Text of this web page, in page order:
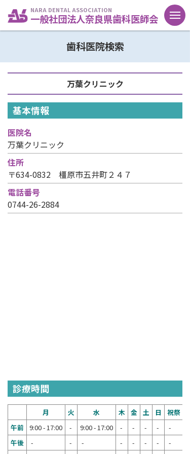
NARA DENTAL ASSOCIATION
一般社団法人奈良県歯科医師会
歯科医院検索
万葉クリニック
基本情報
医院名
万葉クリニック
住所
〒634-0832 橿原市五井町２４７
電話番号
0744-26-2884
診療時間
月 火 水 木 金 土 日
祝祭
午前
9:00 - 17:00 - 9:00 - 17:00 - - - -
-
午後
- - - - - - -
-